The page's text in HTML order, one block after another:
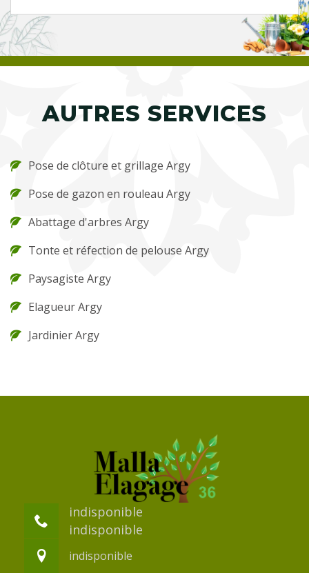
AUTRES SERVICES
Pose de clôture et grillage Argy
Pose de gazon en rouleau Argy
Abattage d'arbres Argy
Tonte et réfection de pelouse Argy
Paysagiste Argy
Elagueur Argy
Jardinier Argy
indisponible
indisponible
indisponible